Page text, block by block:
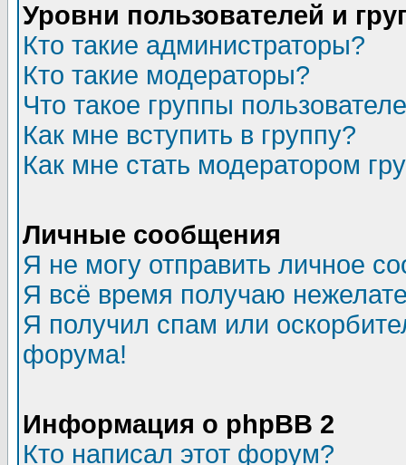
Уровни пользователей и
Кто такие администраторы?
Кто такие модераторы?
Что такое группы
Как мне вступить в группу?
Как мне стать модератором
Личные сообщения
Я не могу отправить личное
Я всё время получаю
Я получил спам или
форума!
Информация о phpBB 2
Кто написал этот форум?